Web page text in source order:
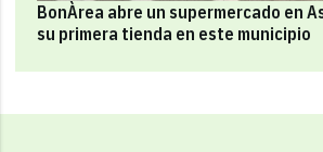
BonÀrea abre un supermercado en
su primera tienda en este municipio